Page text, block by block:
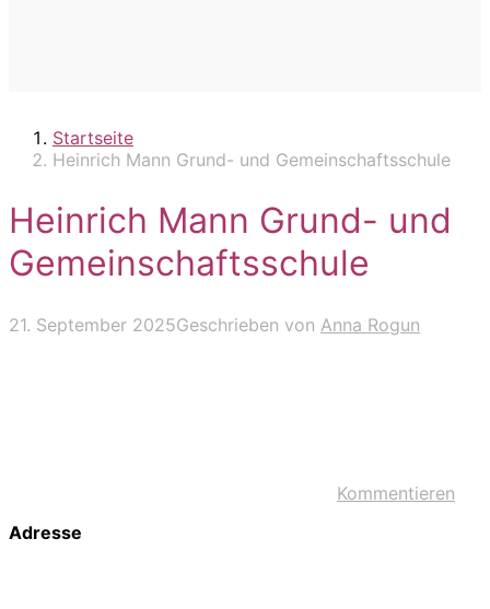
Startseite
Heinrich Mann Grund- und Gemeinschaftsschule
Heinrich Mann Grund- und
Gemeinschaftsschule
21. September 2025Geschrieben von Anna Rogun
Kommentieren
Adresse